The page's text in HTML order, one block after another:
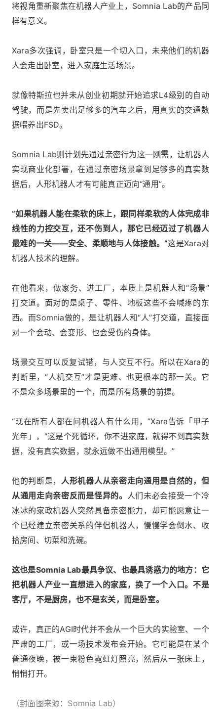
将视角重新聚焦在机器人产业上，Somnia Lab的产品同
样有意义。
Xara多次强调，卧室只是一个切入口，未来他们的机器
人会走出卧室，进入家庭生活场景。
就像特斯拉也并未从创业初期就开始追求L4级别的自动
驾驶，而是先卖出足够多的汽车之后，用真实的交通数
据喂养出FSD。
Somnia Lab则计划先通过亲密行为这一刚需，让机器人
实现商业化部署，在通过亲密场景拿到足够多的真实数
据后，人形机器人才有可能真正迈向“通用”。
“如果机器人能在柔软的床上，跟同样柔软的人体完成非
线性的力控交互，还不伤到人，那它已经迈过了机器人
最难的一关——安全、柔顺地与人体接触。”这是Xara对
机器人技术的理解。
在他看来，做家务、进工厂，本质上是机器人和“场景”
打交道。面对的是桌子、零件、地板这些不会喊疼的东
西。而Somnia做的，是让机器人和“人”打交道，直接面
对一个会动、会变形、也会受伤的身体。
场景交互可以反复试错，与人交互不行。所以在Xara的
判断里，“人机交互”才是更难、也更根本的那一关。它
不是众多场景里的一个，而是所有场景的前提。
“现在所有人都在问机器人有什么用，”Xara告诉「甲子
光年」，“这是个死循环，你不进家庭，就得不到真实数
据，没有真实数据，就永远做不出通用模型。”
他的判断是， 人形机器人从亲密走向通用是自然的，但
从通用走向亲密反而是怪异的。 人们未必会接受一个冷
冰冰的家政机器人突然具备亲密能力，却可能愿意让一
个已经建立亲密关系的伴侣机器人，慢慢学会倒水、收
拾房间、切菜和洗碗。
这也是Somnia Lab最具争议、也最具诱惑力的地方：它
把机器人产业一直想进入的家庭，换了一个入口。不是
客厅，不是厨房，也不是玄关，而是卧室。
或许，真正的AGI时代并不会从一个巨大的实验室、一个
严肃的工厂，或一场技术发布会开始。它可能是在某个
普通夜晚，被一束粉色霓虹灯照亮，然后从一张床上，
悄悄打开。
（封面图来源：Somnia Lab）